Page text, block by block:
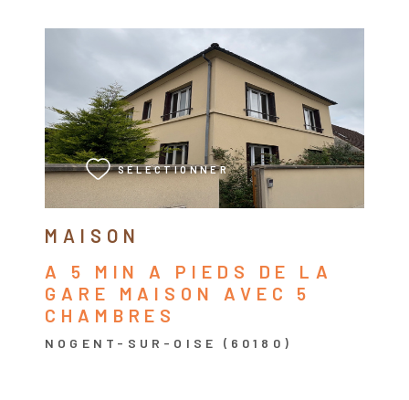
MAISON
A 5 MIN A PIEDS DE LA
GARE MAISON AVEC 5
CHAMBRES
NOGENT-SUR-OISE (60180)
SÉLECTIONNER
VOIR LE BIEN